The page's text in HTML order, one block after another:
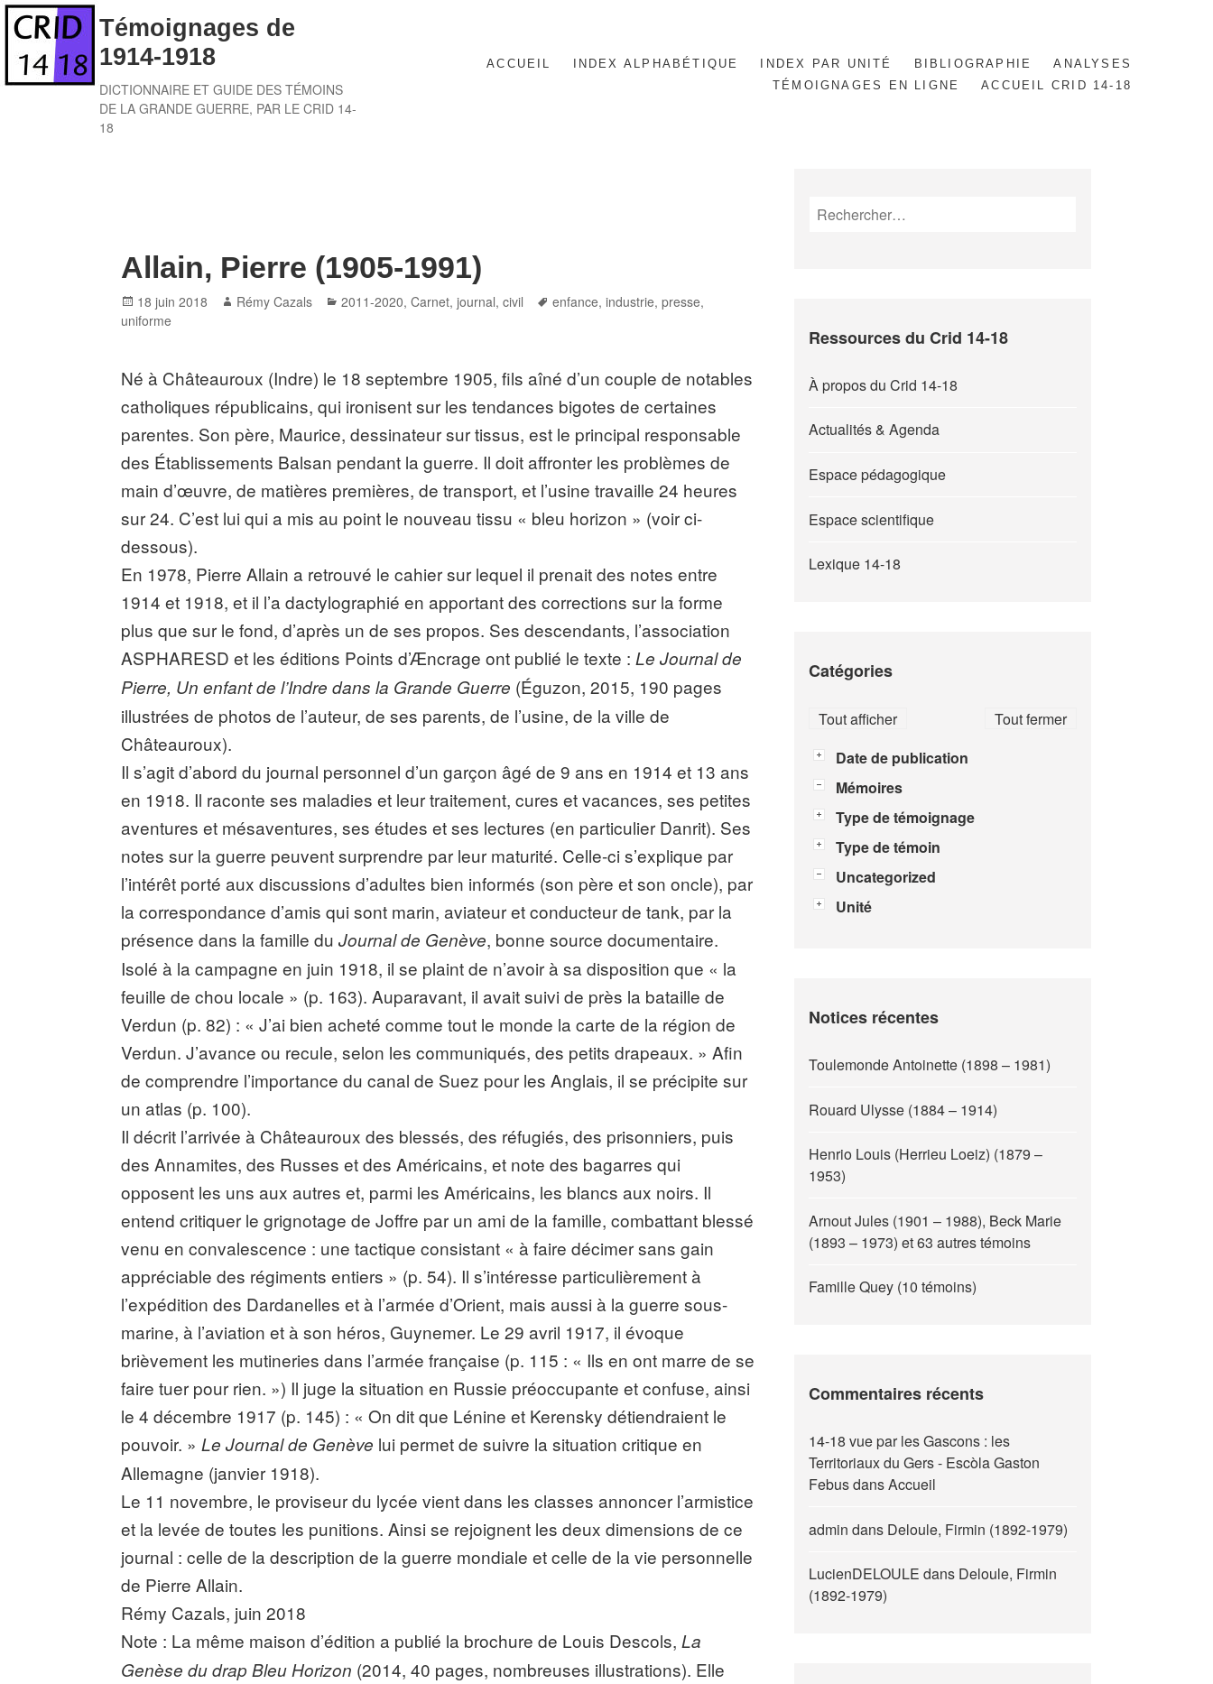
Skip
content
Témoignages de
1914-1918
DICTIONNAIRE ET GUIDE DES TÉMOINS
DE LA GRANDE GUERRE, PAR LE CRID 14-
18
ACCUEIL INDEX ALPHABÉTIQUE INDEX PAR UNITÉ BIBLIOGRAPHIE
ANALYSES
TÉMOIGNAGES EN LIGNE
ACCUEIL CRID 14-18
Allain, Pierre (1905-1991)
Posted
on
18 juin 2018 Author
Rémy Cazals Categories
2011-2020,Carnet, journal,civil Tags
enfance,industrie,presse,
uniforme
Né à Châteauroux (Indre) le 18 septembre 1905, fils aîné d’un couple de notables
catholiques républicains, qui ironisent sur les tendances bigotes de certaines
parentes. Son père, Maurice, dessinateur sur tissus, est le principal responsable
des Établissements Balsan pendant la guerre. Il doit affronter les problèmes de
main d’œuvre, de matières premières, de transport, et l’usine travaille 24 heures
sur 24. C’est lui qui a mis au point le nouveau tissu « bleu horizon » (voir ci-
dessous).
En 1978, Pierre Allain a retrouvé le cahier sur lequel il prenait des notes entre
1914 et 1918, et il l’a dactylographié en apportant des corrections sur la forme
plus que sur le fond, d’après un de ses propos. Ses descendants, l’association
ASPHARESD et les éditions Points d’Æncrage ont publié le texte :Le Journal de
Pierre, Un enfant de l’Indre dans la Grande Guerre (Éguzon, 2015, 190 pages
illustrées de photos de l’auteur, de ses parents, de l’usine, de la ville de
Châteauroux).
Il s’agit d’abord du journal personnel d’un garçon âgé de 9 ans en 1914 et 13 ans
en 1918. Il raconte ses maladies et leur traitement, cures et vacances, ses petites
aventures et mésaventures, ses études et ses lectures (en particulier Danrit). Ses
notes sur la guerre peuvent surprendre par leur maturité. Celle-ci s’explique par
l’intérêt porté aux discussions d’adultes bien informés (son père et son oncle), par
la correspondance d’amis qui sont marin, aviateur et conducteur de tank, par la
présence dans la famille duJournal de Genève, bonne source documentaire.
Isolé à la campagne en juin 1918, il se plaint de n’avoir à sa disposition que « la
feuille de chou locale » (p. 163). Auparavant, il avait suivi de près la bataille de
Verdun (p. 82) : « J’ai bien acheté comme tout le monde la carte de la région de
Verdun. J’avance ou recule, selon les communiqués, des petits drapeaux. » Afin
de comprendre l’importance du canal de Suez pour les Anglais, il se précipite sur
un atlas (p. 100).
Il décrit l’arrivée à Châteauroux des blessés, des réfugiés, des prisonniers, puis
des Annamites, des Russes et des Américains, et note des bagarres qui
opposent les uns aux autres et, parmi les Américains, les blancs aux noirs. Il
entend critiquer le grignotage de Joffre par un ami de la famille, combattant blessé
venu en convalescence : une tactique consistant « à faire décimer sans gain
appréciable des régiments entiers » (p. 54). Il s’intéresse particulièrement à
l’expédition des Dardanelles et à l’armée d’Orient, mais aussi à la guerre sous-
marine, à l’aviation et à son héros, Guynemer. Le 29 avril 1917, il évoque
brièvement les mutineries dans l’armée française (p. 115 : « Ils en ont marre de se
faire tuer pour rien. ») Il juge la situation en Russie préoccupante et confuse, ainsi
le 4 décembre 1917 (p. 145) : « On dit que Lénine et Kerensky détiendraient le
pouvoir. »Le Journal de Genève lui permet de suivre la situation critique en
Allemagne (janvier 1918).
Le 11 novembre, le proviseur du lycée vient dans les classes annoncer l’armistice
et la levée de toutes les punitions. Ainsi se rejoignent les deux dimensions de ce
journal : celle de la description de la guerre mondiale et celle de la vie personnelle
de Pierre Allain.
Rémy Cazals, juin 2018
Note : La même maison d’édition a publié la brochure de Louis Descols,La
Genèse du drap Bleu Horizon (2014, 40 pages, nombreuses illustrations). Elle
Rechercher :
Ressources du Crid 14-18
À propos du Crid 14-18
Actualités & Agenda
Espace pédagogique
Espace scientifique
Lexique 14-18
Catégories
Tout fermer
Tout afficher
Date de publication
Mémoires
Type de témoignage
Type de témoin
Uncategorized
Unité
Notices récentes
Toulemonde Antoinette (1898 – 1981)
Rouard Ulysse (1884 – 1914)
Henrio Louis (Herrieu Loeiz) (1879 –
1953)
Arnout Jules (1901 – 1988), Beck Marie
(1893 – 1973) et 63 autres témoins
Famille Quey (10 témoins)
Commentaires récents
14-18 vue par les Gascons : les
Territoriaux du Gers - Escòla Gaston
FebusdansAccueil
admin dans Deloule, Firmin (1892-1979)
LucienDELOULE dans Deloule, Firmin
(1892-1979)